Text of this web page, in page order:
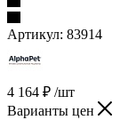
Артикул: 83914
4 164 ₽ /шт
Варианты цен